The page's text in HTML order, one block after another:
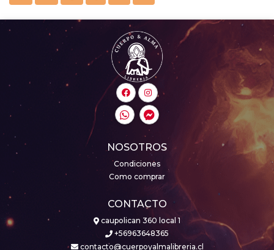
NOSOTROS
Condiciones
Como comprar
CONTACTO
caupolican 360 local 1
+56963648365
contacto@cuerpoyalmalibreria.cl